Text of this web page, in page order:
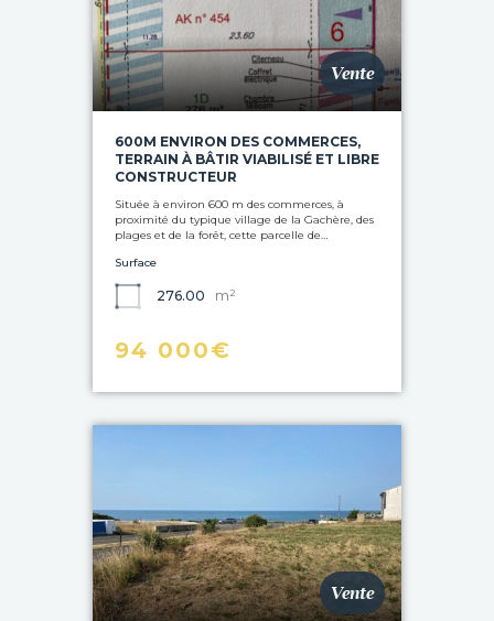
Vente
600M ENVIRON DES COMMERCES,
TERRAIN À BÂTIR VIABILISÉ ET LIBRE
CONSTRUCTEUR
Située à environ 600 m des commerces, à
proximité du typique village de la Gachère, des
plages et de la forêt, cette parcelle de…
Surface
276.00 m²
94 000€
Vente